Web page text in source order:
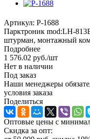
Артикул: P-1688
Парктроник mod:LH-
штурман, монтажный
Подробнее
1 576.02 руб./шт
Нет в наличии
Под заказ
Наши менеджеры
условия заказа
Поделиться
Оптовые цены с
Скидка за опт: